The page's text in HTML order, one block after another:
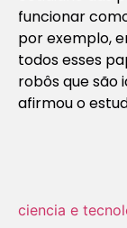
funcionar
por exemplo,
todos esses
robôs que são
afirmou o
ciencia e